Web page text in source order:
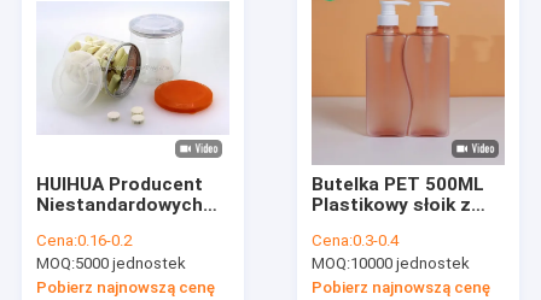
HUIHUA Producent
Niestandardowych
Pakowania Żywności.
300ml 350ml 400ml
450ml 500ml 550ml
Cena:0.16-0.2
MOQ:5000 jednostek
Pobierz najnowszą cenę
Butelka PET 500ML
Plastikowy słoik z
do szamponu i żelu
pod prysznic
Cena:0.3-0.4
MOQ:10000 jednostek
Pobierz najnowszą cenę